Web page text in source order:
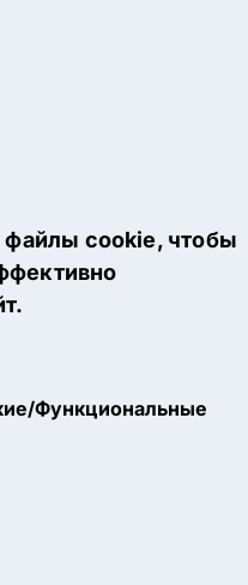
файлы cookie, чтобы
Функциональные